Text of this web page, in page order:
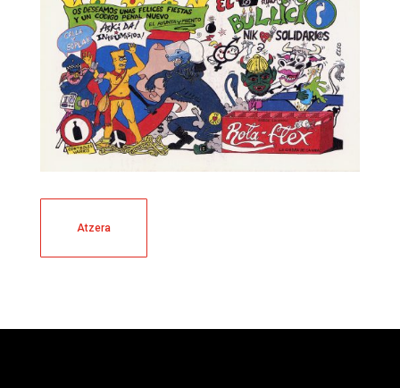
Atzera